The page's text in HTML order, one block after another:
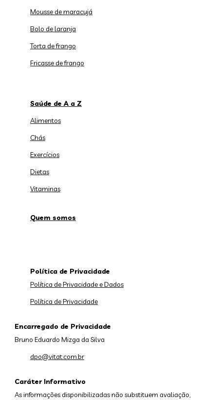
Mousse de maracujá
Bolo de laranja
Torta de frango
Fricasse de frango
Saúde de A a Z
Alimentos
Chás
Exercícios
Dietas
Vitaminas
Quem somos
Caráter Informativo
As informações disponibilizadas não substituem avaliação,
Política de Privacidade
Política de Privacidade e Dados
Política de Privacidade
Encarregado de Privacidade
Bruno Eduardo Mizga da Silva
dpo@vitat.com.br